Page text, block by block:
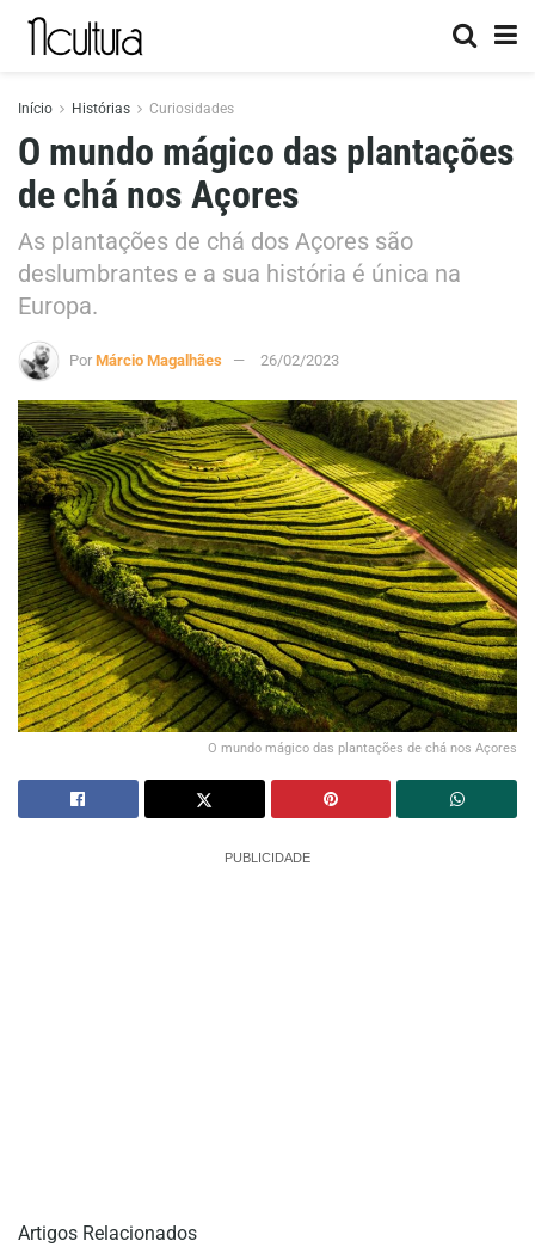
Início Histórias Curiosidades
O mundo mágico das plantações
de chá nos Açores
As plantações de chá dos Açores são
deslumbrantes e a sua história é única na
Europa.
Por Márcio Magalhães 26/02/2023
O mundo mágico das plantações de chá nos Açores
PUBLICIDADE
Artigos Relacionados